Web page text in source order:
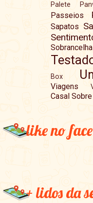
Palete
Passeios
Sapatos
Box
Viagens
Casal
like no face
+ lidos da